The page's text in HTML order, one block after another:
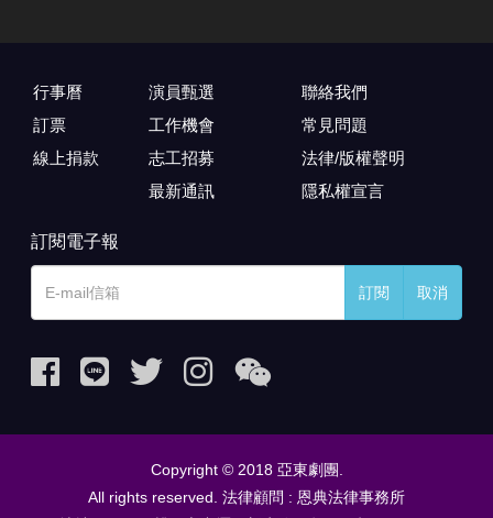
行事曆
訂票
線上捐款
演員甄選
工作機會
志工招募
最新通訊
聯絡我們
常見問題
法律/版權聲明
隱私權宣言
訂閱電子報
訂閱 取消
Copyright © 2018 亞東劇團.
All rights reserved. 法律顧問 : 恩典法律事務所